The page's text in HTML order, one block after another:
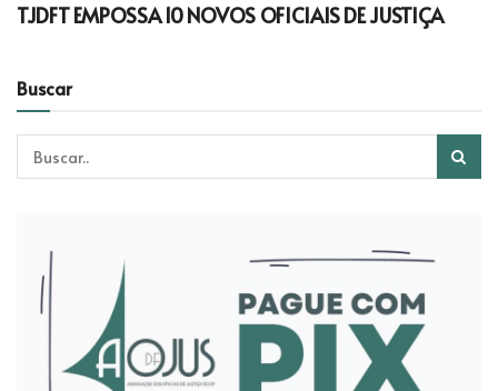
TJDFT EMPOSSA 10 NOVOS OFICIAIS DE JUSTIÇA
Buscar